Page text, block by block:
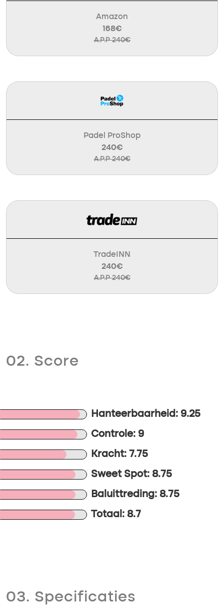
Amazon
168€
A.P.P 240€
Padel ProShop
240€
A.P.P 240€
TradeINN
240€
A.P.P 240€
02. Score
Hanteerbaarheid: 9.25
Controle: 9
Kracht: 7.75
Sweet Spot: 8.75
Baluittreding: 8.75
Totaal: 8.7
03. Specificaties